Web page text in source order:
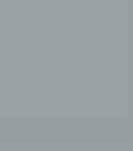
Mittel dieser
vorgegeben,
die bestimmten
Recht der